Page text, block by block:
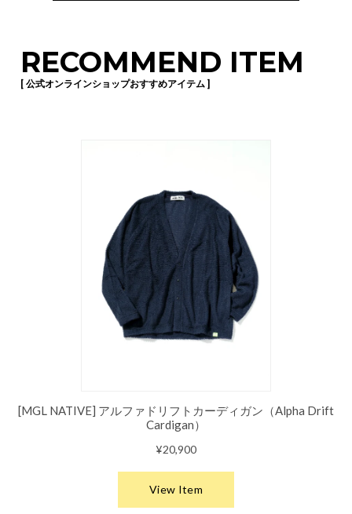
RECOMMEND ITEM
[ 公式オンラインショップおすすめアイテム ]